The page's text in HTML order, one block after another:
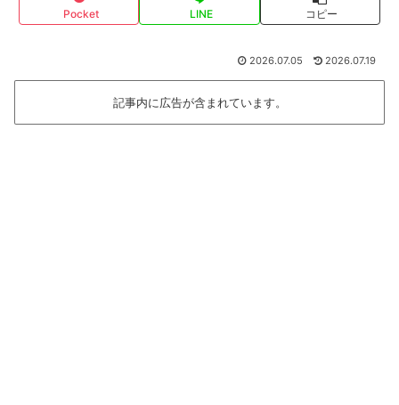
Pocket LINE コピー
2026.07.05 2026.07.19
記事内に広告が含まれています。